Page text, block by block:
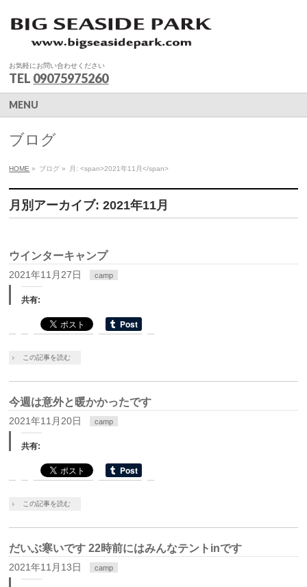
お気軽にお問い合わせください
TEL 09075975260
MENU
ブログ
HOME » ブログ » 月: <span>2021年11月</span>
月別アーカイブ: 2021年11月
ウインターキャンプ
2021年11月27日 camp
共有:
この記事を読む
今週は意外と暖かかったです
2021年11月20日 camp
共有:
この記事を読む
だいぶ寒いです 22時前にはみんなテントinです
2021年11月13日 camp